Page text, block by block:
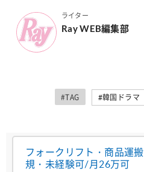
ライター
Ray WEB編集部
#TAG #韓国ドラマ
フォークリフト・商品運
規・未経験可/月26万可